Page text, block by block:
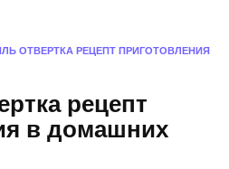
ОТВЕРТКА РЕЦЕПТ ПРИГОТОВЛЕНИЯ
рецепт
в домашних